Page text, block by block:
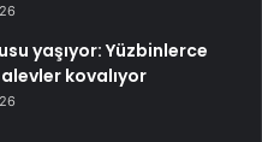
yaşıyor: Yüzbinlerce
kovalıyor